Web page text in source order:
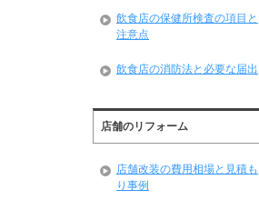
飲食店の保健所検査の項目と
注意点
飲食店の消防法と必要な届出
店舗のリフォーム
店舗改装の費用相場と見積も
り事例